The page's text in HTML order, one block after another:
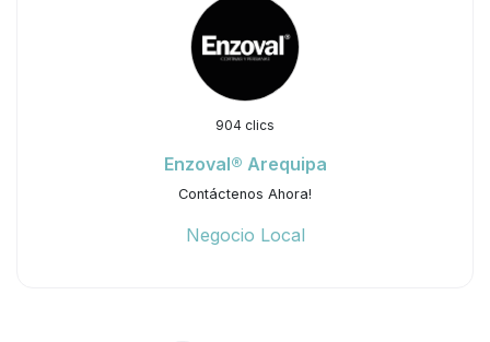
904 clics
Enzoval® Arequipa
Contáctenos Ahora!
Negocio Local